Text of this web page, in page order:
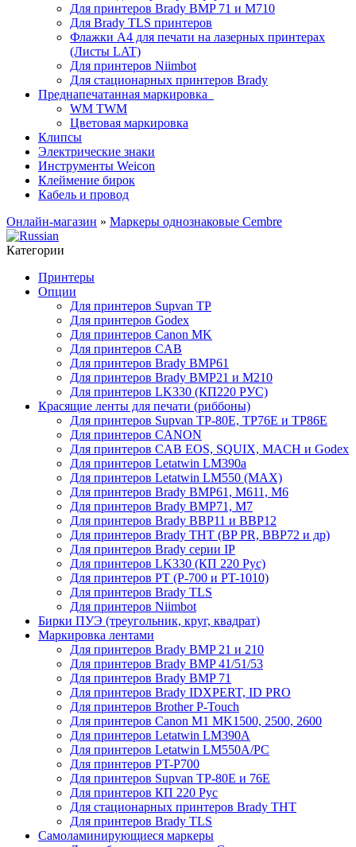
Для принтеров Brady BMP 71 и M710
Для Brady TLS принтеров
Флажки A4 для печати на лазерных принтерах
(Листы LAT)
Для принтеров Niimbot
Для стационарных принтеров Brady
Преднапечатанная маркировка
WM TWM
Цветовая маркировка
Клипсы
Электрические знаки
Инструменты Weicon
Клеймение бирок
Кабель и провод
Онлайн-магазин » Маркеры однознаковые Cembre
Категории
Принтеры
Опции
Для принтеров Supvan TP
Для принтеров Godex
Для принтеров Canon MK
Для принтеров CAB
Для принтеров Brady BMP61
Для принтеров Brady BMP21 и M210
Для принтеров LK330 (КП220 РУС)
Красящие ленты для печати (риббоны)
Для принтеров Supvan TP-80E, TP76E и TP86E
Для принтеров CANON
Для принтеров CAB EOS, SQUIX, MACH и Godex
Для принтеров Letatwin LM390a
Для принтеров Letatwin LM550 (MAX)
Для принтеров Brady BMP61, M611, M6
Для принтеров Brady BMP71, M7
Для принтеров Brady BBP11 и BBP12
Для принтеров Brady THT (BP PR, BBP72 и др)
Для принтеров Brady серии IP
Для принтеров LK330 (КП 220 Рус)
Для принтеров PT (P-700 и PT-1010)
Для принтеров Brady TLS
Для принтеров Niimbot
Бирки ПУЭ (треугольник, круг, квадрат)
Маркировка лентами
Для принтеров Brady BMP 21 и 210
Для принтеров Brady BMP 41/51/53
Для принтеров Brady BMP 71
Для принтеров Brady IDXPERT, ID PRO
Для принтеров Brother P-Touch
Для принтеров Canon M1 MK1500, 2500, 2600
Для принтеров Letatwin LM390A
Для принтеров Letatwin LM550A/PC
Для принтеров PT-P700
Для принтеров Supvan TP-80E и 76E
Для принтеров КП 220 Рус
Для стационарных принтеров Brady THT
Для принтеров Brady TLS
Самоламинирующиеся маркеры